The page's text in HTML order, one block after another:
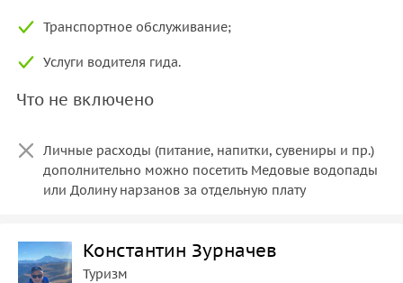
Транспортное обслуживание;
Услуги водителя гида.
Что не включено
Личные расходы (питание, напитки, сувениры и пр.)
дополнительно можно посетить Медовые водопады
или Долину нарзанов за отдельную плату
Константин Зурначев
Туризм